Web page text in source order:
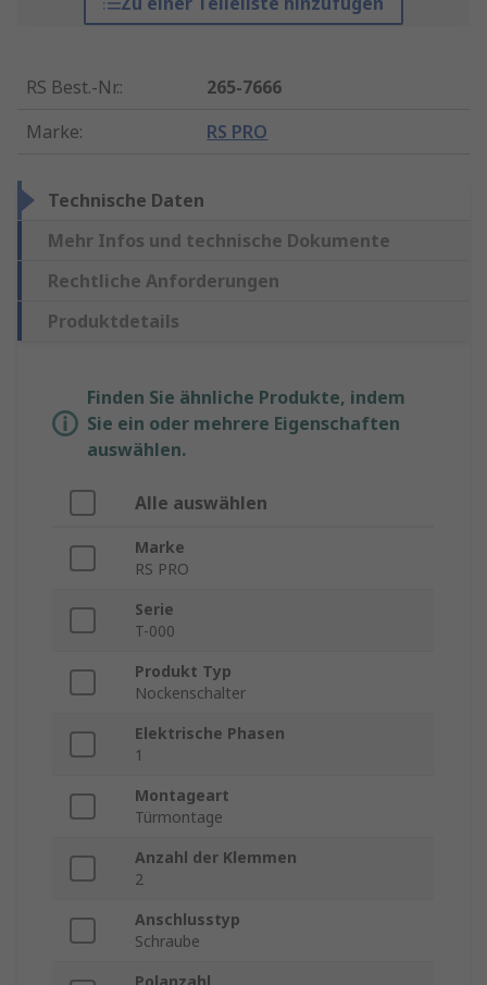
RS Best.-Nr.:
265-7666
Marke: RS PRO
Technische Daten
Mehr Infos und technische Dokumente
Rechtliche Anforderungen
Produktdetails
Finden Sie ähnliche Produkte, indem
Sie ein oder mehrere Eigenschaften
auswählen.
Alle auswählen
Marke
RS PRO
Serie
T-000
Produkt Typ
Nockenschalter
Elektrische Phasen
1
Montageart
Türmontage
Anzahl der Klemmen
2
Anschlusstyp
Schraube